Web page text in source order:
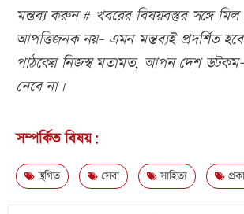
মন্তব্য করুন # খবরের বিষয়বস্তুর সঙ্গে
আপত্তিজনক নয়- এমন মন্তব্যই প্রদর্শিত
পাঠকের নিজস্ব মতামত, আপন দেশ
নেবে না।
সম্পর্কিত বিষয়:
স্থগিত সেবা সাহিত্য